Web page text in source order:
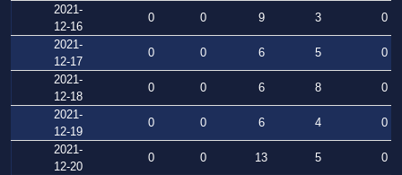
2021-
12-16
0 0 9 3
0
2021-
12-17
0 0 6 5
0
2021-
12-18
0 0 6 8
0
2021-
12-19
0 0 6 4
0
2021-
12-20
0 0 13 5
0